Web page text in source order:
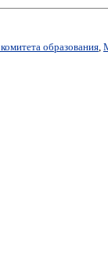
образования,